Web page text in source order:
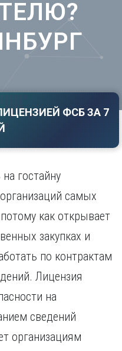
Саратов
Севастополь
Симферополь
Смоленск
Тамбов
Тольятти
Тула
Тюмень
У
Ульяновск
Уфа
Х
Хабаровск
Ч
Чебоксары
ФСБ ЗА 7
гостайну
самых
как открывает
закупках и
по контрактам
Лицензия
на
сведений
организациям